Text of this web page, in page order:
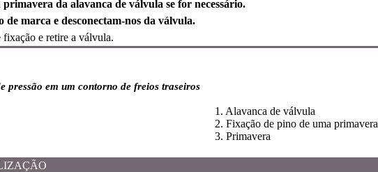
primavera da alavanca de válvula se for necessário.
de marca e desconectam-nos da válvula.
fixação e retire a válvula.
pressão em um contorno de freios traseiros
1. Alavanca de válvula
2. Fixação de pino de uma primavera
3. Primavera